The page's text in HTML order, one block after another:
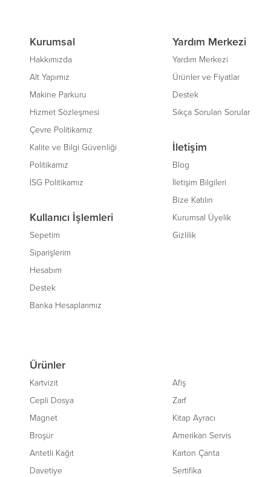
Kurumsal
Hakkımızda
Alt Yapımız
Makine Parkuru
Hizmet Sözleşmesi
Çevre Politikamız
Kalite ve Bilgi Güvenliği
Politikamız
İSG Politikamız
Kullanıcı İşlemleri
Sepetim
Siparişlerim
Hesabım
Destek
Banka Hesaplarımız
Yardım Merkezi
Yardım Merkezi
Ürünler ve Fiyatlar
Destek
Sıkça Sorulan Sorular
İletişim
Blog
İletişim Bilgileri
Bize Katılın
Kurumsal Üyelik
Gizlilik
Ürünler
Kartvizit
Cepli Dosya
Magnet
Broşür
Antetli Kağıt
Davetiye
Afiş
Zarf
Kitap Ayracı
Amerikan Servis
Karton Çanta
Sertifika